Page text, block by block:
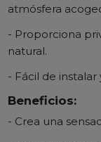
atmósfera
- Proporciona
natural.
- Fácil de
Beneficios:
- Crea una